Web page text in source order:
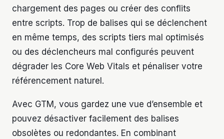
chargement des pages ou créer des conflits
entre scripts. Trop de balises qui se déclenchent
en même temps, des scripts tiers mal optimisés
ou des déclencheurs mal configurés peuvent
dégrader les Core Web Vitals et pénaliser votre
référencement naturel.
Avec GTM, vous gardez une vue d’ensemble et
pouvez désactiver facilement des balises
obsolètes ou redondantes. En combinant